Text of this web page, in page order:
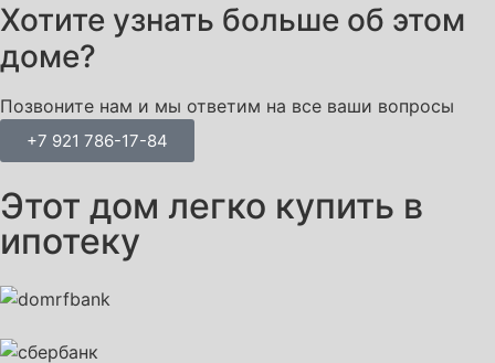
Хотите узнать больше об этом
доме?
Позвоните нам и мы ответим на все ваши вопросы
+7 921 786-17-84
Этот дом легко купить в
ипотеку